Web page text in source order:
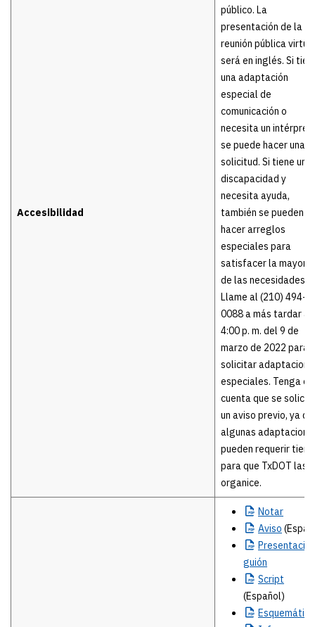
Accesibilidad
público. La
presentación de la
reunión pública
será en inglés. Si
una adaptación
especial de
comunicación o
necesita un
se puede hacer una
solicitud. Si tiene una
discapacidad y
necesita ayuda,
también se pueden
hacer arreglos
especiales para
satisfacer la mayoría
de las necesidades.
Llame al (210) 494-
0088 a más tardar a
4:00 p. m. del 9 de
marzo de 2022 para
solicitar
especiales. Tenga en
cuenta que se
un aviso previo, ya
algunas
pueden requerir
para que TxDOT las
organice.
Notar
Aviso
Presentación
guión
Script
(Español)
Esquemático